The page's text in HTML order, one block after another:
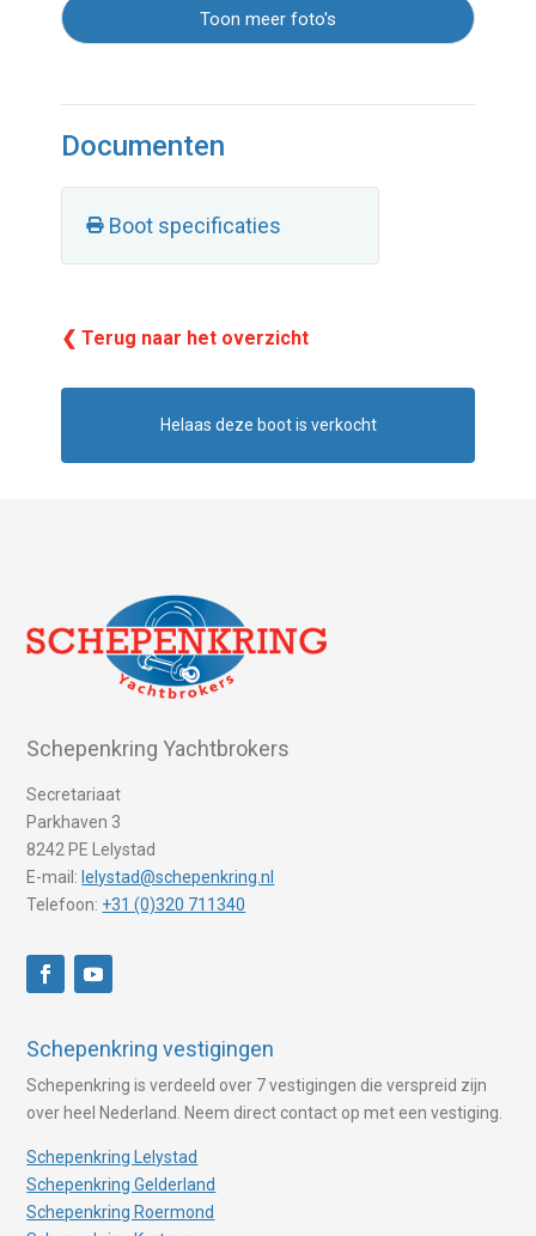
Toon meer foto's
Documenten
Boot specificaties
❮ Terug naar het overzicht
Helaas deze boot is verkocht
Schepenkring Yachtbrokers
Secretariaat
Parkhaven 3
8242 PE Lelystad
E-mail: lelystad@schepenkring.nl
Telefoon: +31 (0)320 711340
Schepenkring vestigingen
Schepenkring is verdeeld over 7 vestigingen die verspreid zijn
over heel Nederland. Neem direct contact op met een vestiging.
Schepenkring Lelystad
Schepenkring Gelderland
Schepenkring Roermond